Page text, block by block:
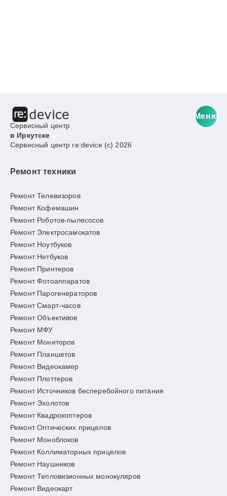
Сервисный центр
в Иркутске
Меню
Сервисный центр re:device (c) 2026
Ремонт техники
Ремонт Телевизоров
Ремонт Кофемашин
Ремонт Роботов-пылесосов
Ремонт Электросамокатов
Ремонт Ноутбуков
Ремонт Нетбуков
Ремонт Принтеров
Ремонт Фотоаппаратов
Ремонт Парогенераторов
Ремонт Смарт-часов
Ремонт Объективов
Ремонт МФУ
Ремонт Мониторов
Ремонт Планшетов
Ремонт Видеокамер
Ремонт Плоттеров
Ремонт Источников бесперебойного питания
Ремонт Эхолотов
Ремонт Квадрокоптеров
Ремонт Оптических прицелов
Ремонт Моноблоков
Ремонт Коллиматорных прицелов
Ремонт Наушников
Ремонт Тепловизионных монокуляров
Ремонт Видеокарт